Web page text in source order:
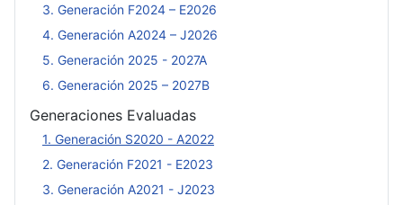
3. Generación F2024 – E2026
4. Generación A2024 – J2026
5. Generación 2025 - 2027A
6. Generación 2025 – 2027B
Generaciones Evaluadas
1. Generación S2020 - A2022
2. Generación F2021 - E2023
3. Generación A2021 - J2023